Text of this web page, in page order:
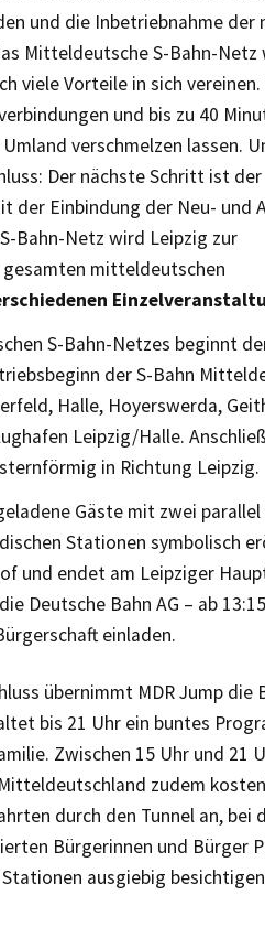
und die Inbetriebnahme der
Mitteldeutsche S-Bahn-
viele Vorteile in sich vereinen.
und bis zu 40
verschmelzen lassen.
Der nächste Schritt ist
der Einbindung der Neu- und
Bahn-Netz wird Leipzig zur
mitteldeutschen
S-Bahn-Netzes beginnt
der S-Bahn
Halle, Hoyerswerda,
Leipzig/Halle.
in Richtung Leipzig.
Gäste mit zwei parallel
Stationen symbolisch
und endet am Leipziger
Deutsche Bahn AG – ab
einladen.
übernimmt MDR Jump die
bis 21 Uhr ein buntes
Zwischen 15 Uhr und 21
zudem
durch den Tunnel an, bei
Bürgerinnen und Bürger
ausgiebig